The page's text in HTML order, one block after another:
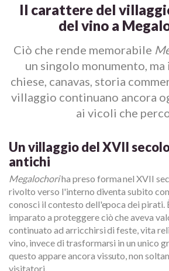
Il carattere del
del vino a
Ciò che rende memorabile
un singolo monumento,
chiese, canavas, storia
villaggio continuano ancora
ai vicoli che
Un villaggio del XVII
antichi
Megalochoriha preso forma nel XVII
rivolto verso l'interno diventa subito
conosci il contesto dell'epoca dei pirati.
imparato a proteggere ciò che aveva
continuato ad arricchirsi di feste, vita
vino, invece di trasformarsi in un unico
questo appare ancora vissuto, non
visitatori.